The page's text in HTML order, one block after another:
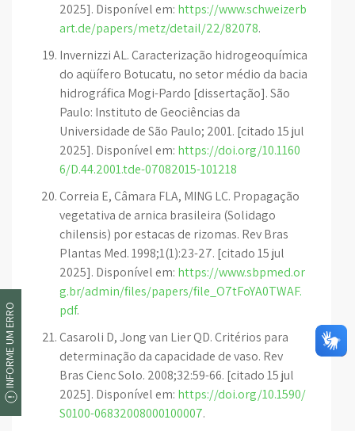
2025]. Disponível em: https://www.schweizerb
art.de/papers/metz/detail/22/82078.
Invernizzi AL. Caracterização hidrogeoquímica
do aqüífero Botucatu, no setor médio da bacia
hidrográfica Mogi-Pardo [dissertação]. São
Paulo: Instituto de Geociências da
Universidade de São Paulo; 2001. [citado 15 jul
2025]. Disponível em: https://doi.org/10.1160
6/D.44.2001.tde-07082015-101218
Correia E, Câmara FLA, MING LC. Propagação
vegetativa de arnica brasileira (Solidago
chilensis) por estacas de rizomas. Rev Bras
Plantas Med. 1998;1(1):23-27. [citado 15 jul
2025]. Disponível em: https://www.sbpmed.or
g.br/admin/files/papers/file_O7tFoYA0TWAF.
pdf.
Casaroli D, Jong van Lier QD. Critérios para
determinação da capacidade de vaso. Rev
Bras Cienc Solo. 2008;32:59-66. [citado 15 jul
2025]. Disponível em: https://doi.org/10.1590/
S0100-06832008000100007.
INFORME UM ERRO